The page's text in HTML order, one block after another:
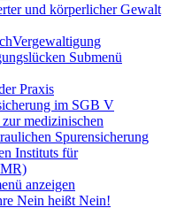
und körperlicher Gewalt
Submenü
Praxis
im SGB V
medizinischen
Spurensicherung
Instituts für
anzeigen
Nein heißt Nein!